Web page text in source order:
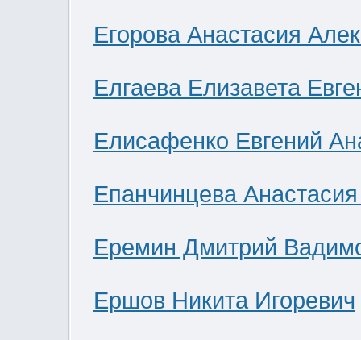
Егорова Анастасия
Елгаева Елизавета
Елисафенко Евгений
Епанчинцева
Еремин Дмитрий
Ершов Никита Игоревич